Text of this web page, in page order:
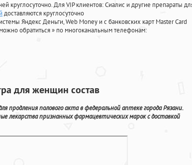
круглосуточно. Для VIP клиентов: Сиалис и другие препараты
доставляются круглосуточно
Яндекс Деньги, Web Money и с банковских карт Master Card
обратиться» по многоканальным телефонам:
для женщин состав
продления полового акта в федеральной аптеке города Рязани.
лекарства признанных фармацевтических марок с доставкой